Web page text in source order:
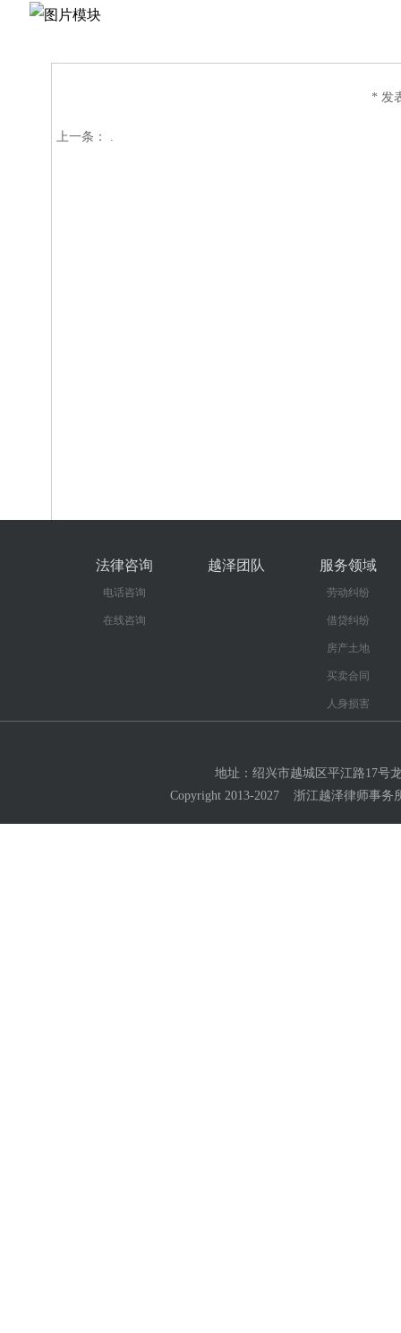
* 发
上一条： .
地址：绍兴市越城区平江路17
Copyright 2013-2027 浙江越泽律师事
法律咨询
电话咨询
在线咨询
越泽团队 服务领域
劳动纠纷
借贷纠纷
房产土地
买卖合同
人身损害